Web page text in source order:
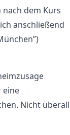
dem Kurs
anschließend
eine
Nicht überall